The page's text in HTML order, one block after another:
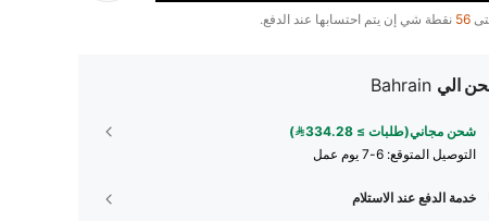
56 نقطة شي إن يتم احتسابها عند الدفع.
الي Bahrain
شحن مجاني(طلبات ≥ 334.28)
التوصيل المتوقع: 6-7 يوم عمل
خدمة الدفع عند الاستلام